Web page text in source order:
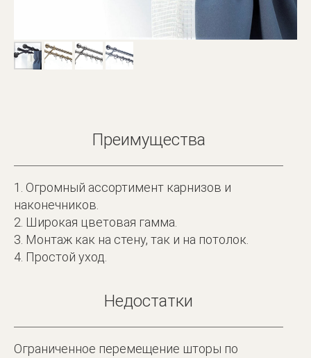
Преимущества
1. Огромный ассортимент карнизов и
наконечников.
2. Широкая цветовая гамма.
3. Монтаж как на стену, так и на потолок.
4. Простой уход.
Недостатки
Ограниченное перемещение шторы по